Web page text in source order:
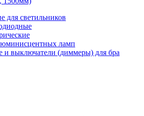
для светильников
ламп
выключатели (диммеры) для бра